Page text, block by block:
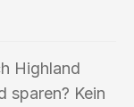
Highland
sparen? Kein